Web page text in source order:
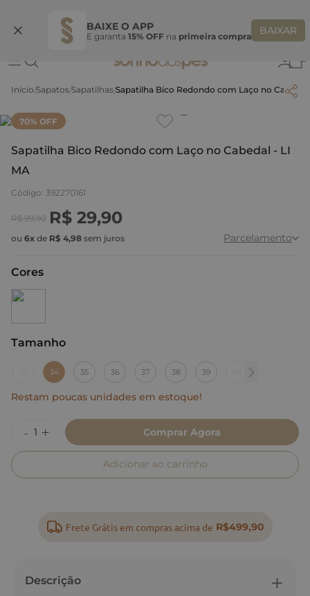
BAIXE O APP
E garanta 15% OFF na primeira compra BAIXAR
Ganhe 10% OFF na coleção utilizando o código do seu vendedor*
Sapatos Sapatilhas Sapatilha Bico Redondo com Laço no Cabedal
70% OFF
Sapatilha Bico Redondo com Laço no Cabedal - LI
MA
Código: 392270161
R$ 99,90 R$ 29,90
ou 6x de R$ 4,98 sem juros Parcelamento
Cores
Tamanho
34 35 36 37 38 39
Restam poucas unidades em estoque!
Comprar Agora
Adicionar ao carrinho
Frete Grátis em compras acima de R$499,90
Descrição